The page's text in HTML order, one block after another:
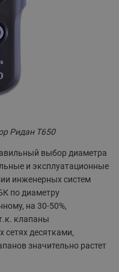
Ридан T650
выбор диаметра
и эксплуатационные
инженерных систем
по диаметру
на 30-50%,
клапаны
сетях десятками,
значительно растет